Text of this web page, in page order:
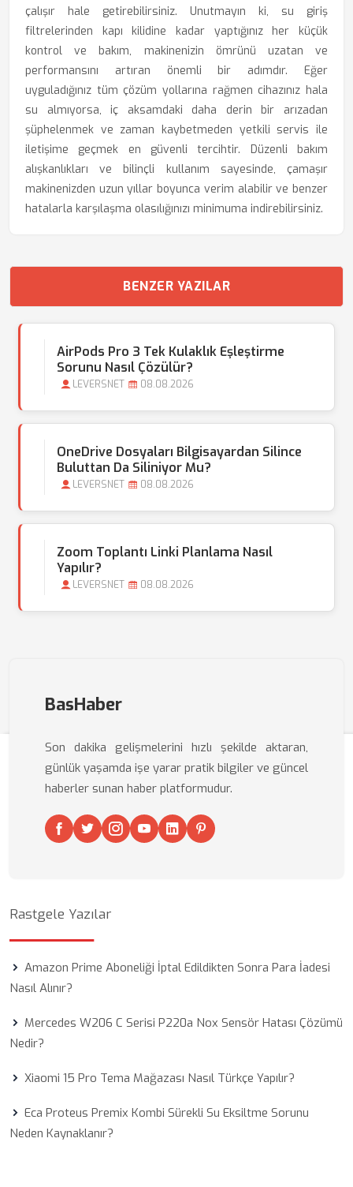
çalışır hale getirebilirsiniz. Unutmayın ki, su giriş
filtrelerinden kapı kilidine kadar yaptığınız her küçük
kontrol ve bakım, makinenizin ömrünü uzatan ve
performansını artıran önemli bir adımdır. Eğer
uyguladığınız tüm çözüm yollarına rağmen cihazınız hala
su almıyorsa, iç aksamdaki daha derin bir arızadan
şüphelenmek ve zaman kaybetmeden yetkili servis ile
iletişime geçmek en güvenli tercihtir. Düzenli bakım
alışkanlıkları ve bilinçli kullanım sayesinde, çamaşır
makinenizden uzun yıllar boyunca verim alabilir ve benzer
hatalarla karşılaşma olasılığınızı minimuma indirebilirsiniz.
BENZER YAZILAR
AirPods Pro 3 Tek Kulaklık Eşleştirme
Sorunu Nasıl Çözülür?
LEVERSNET 08.08.2026
OneDrive Dosyaları Bilgisayardan Silince
Buluttan Da Siliniyor Mu?
LEVERSNET 08.08.2026
Zoom Toplantı Linki Planlama Nasıl
Yapılır?
LEVERSNET 08.08.2026
BasHaber
Son dakika gelişmelerini hızlı şekilde aktaran,
günlük yaşamda işe yarar pratik bilgiler ve güncel
haberler sunan haber platformudur.
Rastgele Yazılar
Amazon Prime Aboneliği İptal Edildikten Sonra Para İadesi
Nasıl Alınır?
Mercedes W206 C Serisi P220a Nox Sensör Hatası Çözümü
Nedir?
Xiaomi 15 Pro Tema Mağazası Nasıl Türkçe Yapılır?
Eca Proteus Premix Kombi Sürekli Su Eksiltme Sorunu
Neden Kaynaklanır?